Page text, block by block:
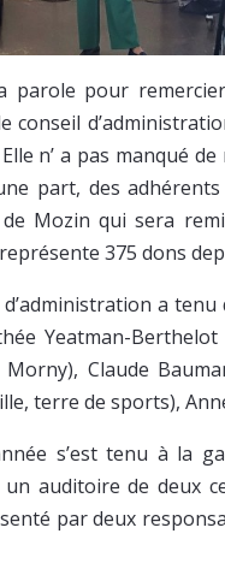
parole pour
conseil
n’ a pas manqué
part, des
Mozin qui sera
375 dons
a
Yeatman-
Claude
terre de sports),
s’est tenu à
un auditoire de deux
par deux